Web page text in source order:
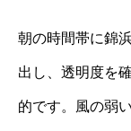
朝の時間帯に錦
出し、透明度を
的です。風の弱